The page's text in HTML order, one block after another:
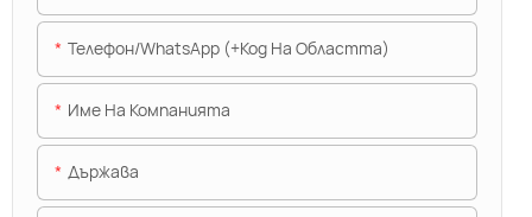
Телефон/WhatsApp (+Код На Областта)
Име На Компанията
Държава